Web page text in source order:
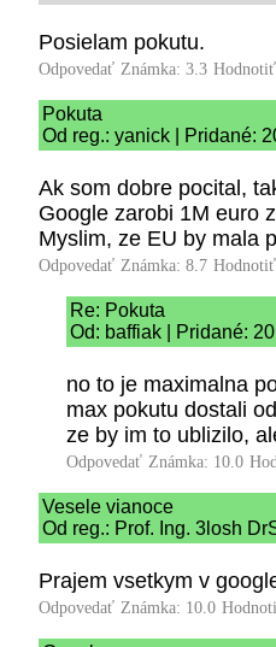
Posielam pokutu.
Odpovedať Známka: 3.3
Pokuta
Od reg.: yanick | Pridané:
Ak som dobre pocital,
Google zarobi 1M euro
Myslim, ze EU by mala
Odpovedať Známka: 8.7
Re: Pokuta
Od: baffiak | Pridané:
no to je maximalna
max pokutu dostali
ze by im to ublizilo,
Odpovedať Známka: 10.0
Vesele vianoce
Od reg.: Prof. Ing. 3losh
Prajem vsetkym v
Odpovedať Známka: 10.0